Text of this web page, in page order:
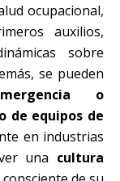
ocupacional,
auxilios,
sobre
se pueden
o
de equipos de
en industrias
una cultura